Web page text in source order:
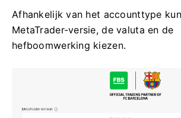
Afhankelijk van het accounttype
MetaTrader-versie, de valuta en de
hefboomwerking kiezen.